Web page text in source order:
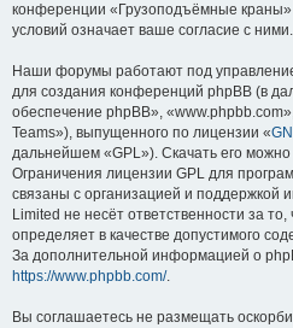
конференции «Грузоподъёмные
условий означает ваше согласие с ними.
Наши форумы работают под
для создания конференций phpBB (в
обеспечение phpBB»,
Teams»), выпущенного по лицензии «
дальнейшем «GPL»). Скачать его можно
Ограничения лицензии GPL для
связаны с организацией и поддержкой
Limited не несёт ответственности за
определяет в качестве допустимого
За дополнительной информацией о
https://www.phpbb.com/.
Вы соглашаетесь не размещать